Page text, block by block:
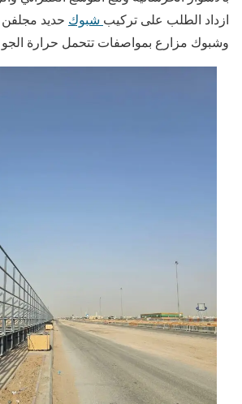
ازداد الطلب على تركيب شبوك حديد
وشبوك مزارع بمواصفات تتحمل حرارة الجو